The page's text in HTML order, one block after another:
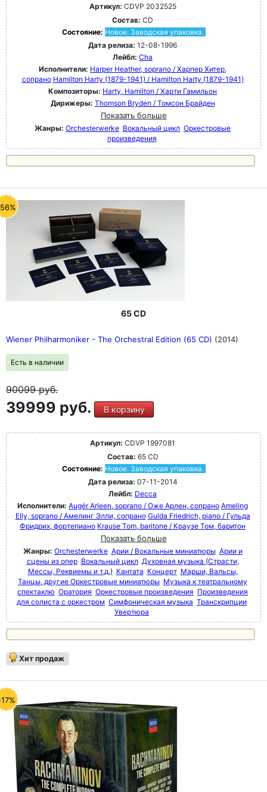
Артикул: CDVP 2032525
Состав: CD
Состояние: Новое. Заводская упаковка.
Дата релиза: 12-08-1996
Лейбл: Cha
Исполнители: Harper Heather, soprano / Харпер Хитер,
сопрано Hamilton Harty (1879-1941) / Hamilton Harty (1879-1941)
Композиторы: Harty, Hamilton / Харти Гамильон
Дирижеры: Thomson Bryden / Томсон Брайден
Показать больше
Жанры: Orchesterwerke Вокальный цикл Оркестровые
произведения
65 CD
Wiener Philharmoniker - The Orchestral Edition (65 CD) (2014)
Есть в наличии
90099руб.
39999 руб. В корзину
Артикул: CDVP 1997081
Состав: 65 CD
Состояние: Новое. Заводская упаковка.
Дата релиза: 07-11-2014
Лейбл: Decca
Исполнители: Augér Arleen, soprano / Оже Арлен, сопрано Ameling
Elly, soprano / Амелинг Элли, сопрано Gulda Friedrich, piano / Гульда
Фридрих, фортепиано Krause Tom, baritone / Краузе Том, баритон
Показать больше
Жанры: Orchesterwerke Арии / Вокальные миниатюры Арии и
сцены из опер Вокальный цикл Духовная музыка (Страсти,
Мессы, Реквиемы и т.д.) Кантата Концерт Марши, Вальсы,
Танцы, другие Оркестровые миниатюры Музыка к театральному
спектаклю Оратория Оркестровые произведения Произведения
для солиста с оркестром Симфоническая музыка Транскрипции
Увертюра
Хит продаж